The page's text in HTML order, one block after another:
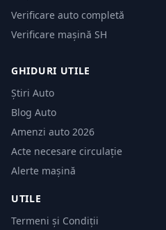
Verificare auto completă
Verificare mașină SH
GHIDURI UTILE
Știri Auto
Blog Auto
Amenzi auto 2026
Acte necesare circulație
Alerte mașină
UTILE
Termeni și Condiții